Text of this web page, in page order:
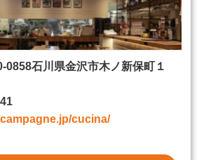
石川県金沢市木ノ新保町１
cucina/